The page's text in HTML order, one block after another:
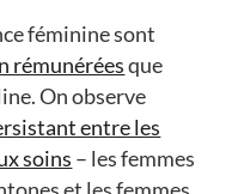
féminine sont
rémunéréesque
On observe
entre les
soins – les femmes